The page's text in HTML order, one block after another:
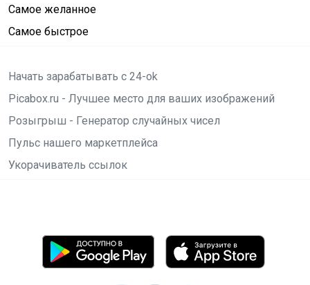
Самое желанное
Самое быстрое
Начать зарабатывать с 24-ok
Picabox.ru - Лучшее место для ваших изображений
Розыгрыш - Генератор случайных чисел
Пульс нашего маркетплейса
Укорачиватель ссылок